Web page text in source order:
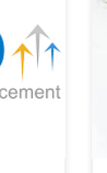
Site
en
la